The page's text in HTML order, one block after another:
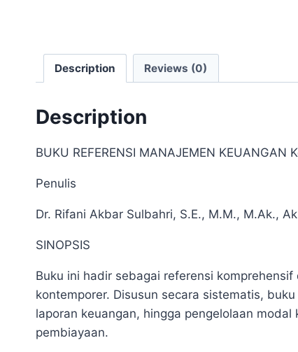
Description Reviews (0)
Description
BUKU REFERENSI MANAJEMEN
Penulis
Dr. Rifani Akbar Sulbahri, S.E., M.M., M.Ak.,
SINOPSIS
Buku ini hadir sebagai referensi
kontemporer. Disusun secara sistematis,
laporan keuangan, hingga pengelolaan
pembiayaan.